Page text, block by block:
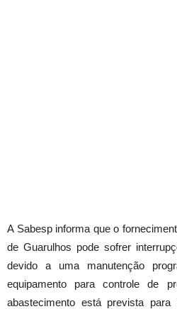
A Sabesp informa que o
de Guarulhos pode sofrer
devido a uma manutenção
equipamento para controle de
abastecimento está prevista para